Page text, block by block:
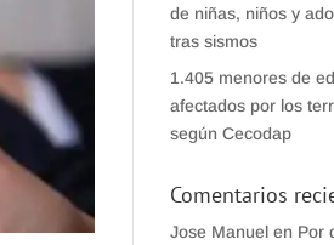
de niñas, niños y
tras sismos
1.405 menores de
afectados por los
según Cecodap
Comentarios
Jose Manuelen Por